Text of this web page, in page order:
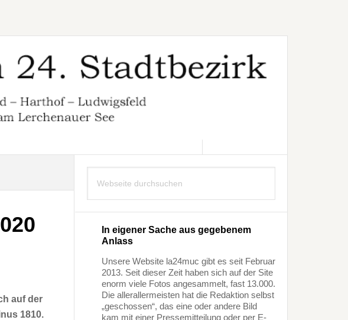
auf der
1810.
Seitenspalte
durchsuchen
In eigener Sache aus gegebenem
Anlass
Unsere Website la24muc gibt es seit Februar
2013. Seit dieser Zeit haben sich auf der Site
enorm viele Fotos angesammelt, fast 13.000.
Die allerallermeisten hat die Redaktion selbst
„geschossen“, das eine oder andere Bild
kam mit einer Pressemitteilung oder per E-